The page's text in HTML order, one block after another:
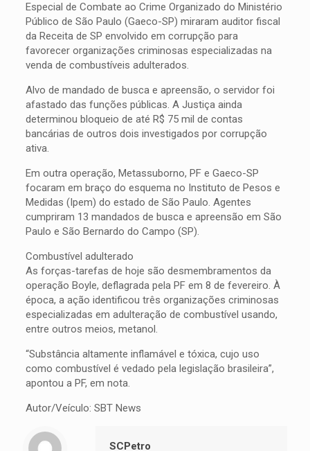
Especial de Combate ao Crime Organizado do Ministério
Público de São Paulo (Gaeco-SP) miraram auditor fiscal
da Receita de SP envolvido em corrupção para
favorecer organizações criminosas especializadas na
venda de combustíveis adulterados.
Alvo de mandado de busca e apreensão, o servidor foi
afastado das funções públicas. A Justiça ainda
determinou bloqueio de até R$ 75 mil de contas
bancárias de outros dois investigados por corrupção
ativa.
Em outra operação, Metassuborno, PF e Gaeco-SP
focaram em braço do esquema no Instituto de Pesos e
Medidas (Ipem) do estado de São Paulo. Agentes
cumpriram 13 mandados de busca e apreensão em São
Paulo e São Bernardo do Campo (SP).
Combustível adulterado
As forças-tarefas de hoje são desmembramentos da
operação Boyle, deflagrada pela PF em 8 de fevereiro. À
época, a ação identificou três organizações criminosas
especializadas em adulteração de combustível usando,
entre outros meios, metanol.
“Substância altamente inflamável e tóxica, cujo uso
como combustível é vedado pela legislação brasileira”,
apontou a PF, em nota.
Autor/Veículo: SBT News
SCPetro